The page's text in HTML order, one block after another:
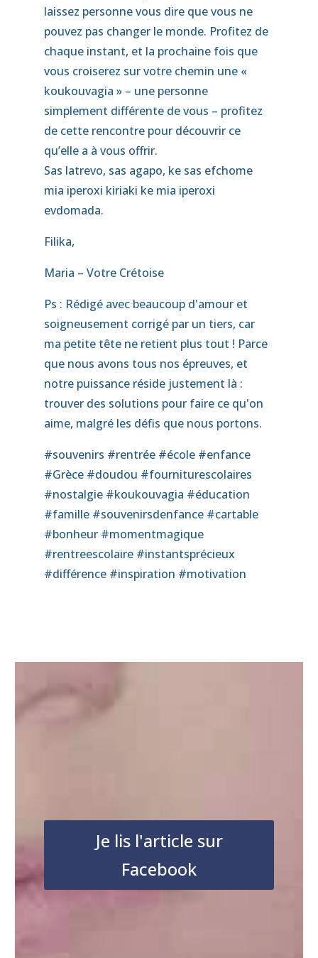
laissez personne vous dire que vous ne
pouvez pas changer le monde. Profitez de
chaque instant, et la prochaine fois que
vous croiserez sur votre chemin une «
koukouvagia » – une personne
simplement différente de vous – profitez
de cette rencontre pour découvrir ce
qu’elle a à vous offrir.
Sas latrevo, sas agapo, ke sas efchome
mia iperoxi kiriaki ke mia iperoxi
evdomada.
Filika,
Maria – Votre Crétoise
Ps : Rédigé avec beaucoup d'amour et
soigneusement corrigé par un tiers, car
ma petite tête ne retient plus tout ! Parce
que nous avons tous nos épreuves, et
notre puissance réside justement là :
trouver des solutions pour faire ce qu'on
aime, malgré les défis que nous portons.
#souvenirs #rentrée #école #enfance
#Grèce #doudou #fourniturescolaires
#nostalgie #koukouvagia #éducation
#famille #souvenirsdenfance #cartable
#bonheur #momentmagique
#rentreescolaire #instantsprécieux
#différence #inspiration #motivation
Je lis l'article sur
Facebook